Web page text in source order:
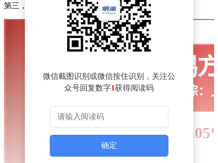
第三，A股市场整体排名升至第691位。
微信截图识别或微信按住识别，关注公
众号回复数字1获得阅读码
确定